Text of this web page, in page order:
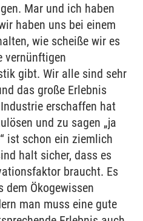
Mar und ich haben
haben uns bei einem
wie scheiße wir es
vernünftigen
gibt. Wir alle sind sehr
das große Erlebnis
erschaffen hat
und zu sagen „ja
ist schon ein ziemlich
halt sicher, dass es
braucht. Es
dem Ökogewissen
man muss eine gute